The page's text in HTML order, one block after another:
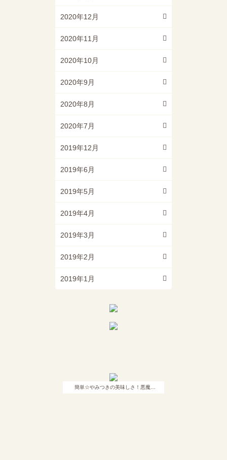
2020年12月
2020年11月
2020年10月
2020年9月
2020年8月
2020年7月
2019年12月
2019年6月
2019年5月
2019年4月
2019年3月
2019年2月
2019年1月
簡単☆やみつきの美味しさ！悪魔…